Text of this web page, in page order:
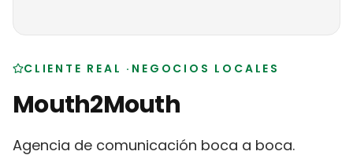
CLIENTE REAL · NEGOCIOS LOCALES
Mouth2Mouth
Agencia de comunicación boca a boca.